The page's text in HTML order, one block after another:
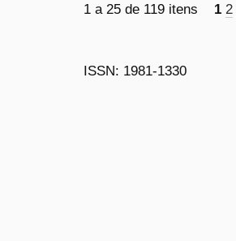
1 a 25 de 119 itens 1 2
ISSN: 1981-1330